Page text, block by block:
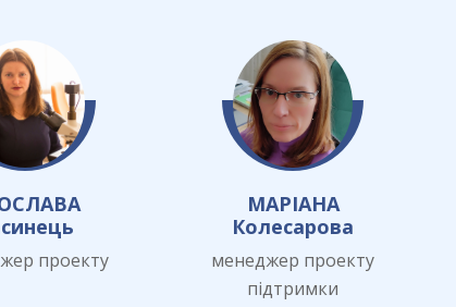
проекту
МАРІАНА
Колесарова
менеджер проекту
підтримки